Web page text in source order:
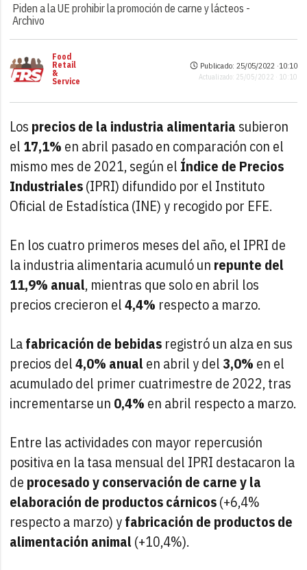
Piden a la UE prohibir la promoción de carne y lácteos -
Archivo
Food
Retail
&
Service
Publicado: 25/05/2022 ·10:10
Actualizado: 25/05/2022 · 10:10
Los precios de la industria alimentaria subieron
el 17,1% en abril pasado en comparación con el
mismo mes de 2021, según el Índice de Precios
Industriales(IPRI) difundido por el Instituto
Oficial de Estadística (INE) y recogido por EFE.
En los cuatro primeros meses del año, el IPRI de
la industria alimentaria acumuló un repunte del
11,9% anual, mientras que solo en abril los
precios crecieron el4,4% respecto a marzo.
Lafabricación de bebidas registró un alza en sus
precios del4,0% anualen abril y del3,0% en el
acumulado del primer cuatrimestre de 2022, tras
incrementarse un 0,4% en abril respecto a marzo.
Entre las actividades con mayor repercusión
positiva en la tasa mensual del IPRI destacaron la
de procesado y conservación de carne y la
elaboración de productos cárnicos(+6,4%
respecto a marzo) yfabricación de productos de
alimentación animal(+10,4%).